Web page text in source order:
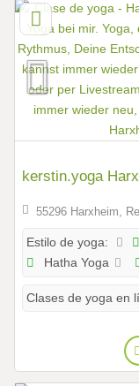
kerstin.yoga
55296 Harxheim,
Estilo de yoga:
Hatha Yoga
Clases de yoga en